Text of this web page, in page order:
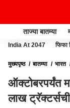
ताज्या बातम्या
India At 2047 फिफा
मुख्यपृष्ठ बातम्या भारत
ऑक्टोबरपर्यंत
लाख